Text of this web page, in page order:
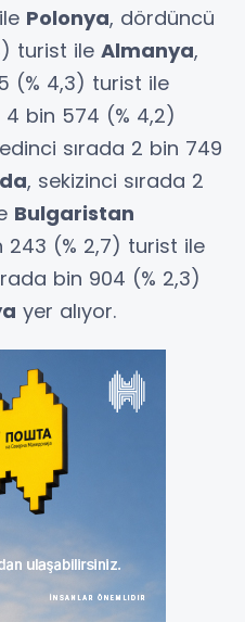
Polonya, dördüncü
turist ile Almanya,
(% 4,3) turist ile
4 bin 574 (% 4,2)
sırada 2 bin 749
, sekizinci sırada 2
Bulgaristan
243 (% 2,7) turist ile
bin 904 (% 2,3)
yer alıyor.